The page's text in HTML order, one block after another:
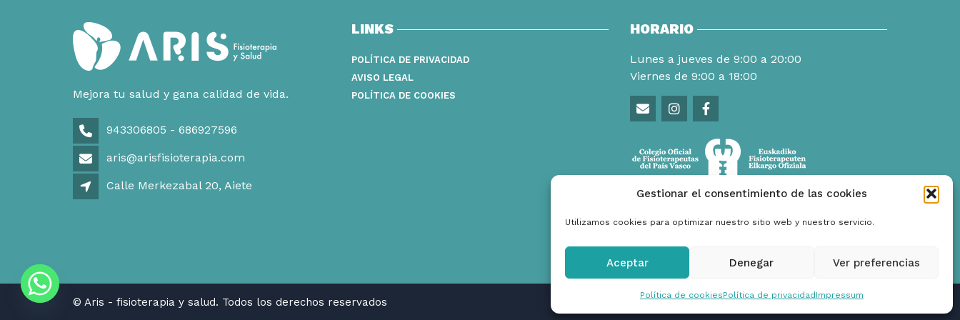
Gestionar el consentimiento de las cookies
Utilizamos cookies para optimizar nuestro sitio web y nuestro servicio.
Aceptar Denegar Ver preferencias
Política de cookiesPolítica de privacidadImpressum
Mejora tu salud y gana calidad de vida.
943306805 - 686927596
aris@arisfisioterapia.com
Calle Merkezabal 20, Aiete
LINKS
POLÍTICA DE PRIVACIDAD
AVISO LEGAL
POLÍTICA DE COOKIES
HORARIO
Lunes a jueves de 9:00 a 20:00
Viernes de 9:00 a 18:00
© Aris - fisioterapia y salud. Todos los derechos reservados aris@arisfisioterapia.comIDiseño Web: Diséñame